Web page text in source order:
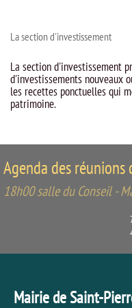
La section d'investissement
La section d'investissement
d'investissements nouveaux
les recettes ponctuelles qui
patrimoine.
Agenda des
18h00 salle du Conseil -
Mairie de Saint-